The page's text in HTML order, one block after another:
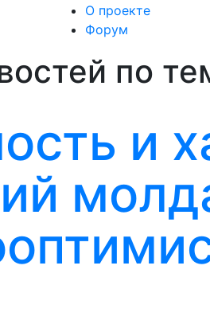
О проекте
Форум
по
и